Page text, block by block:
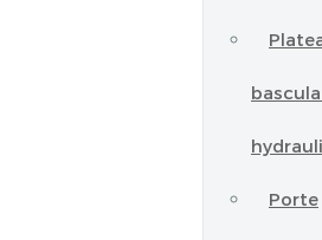
Porte